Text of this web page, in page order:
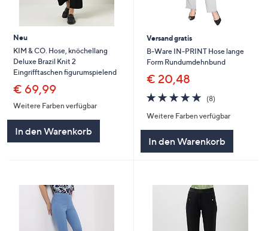
um
diese
anzuzeigen.
Neu
KIM & CO. Hose, knöchellang
Deluxe Brazil Knit 2
Eingrifftaschen figurumspielend
€ 69,99
Weitere Farben verfügbar
In den Warenkorb
Versand gratis
B-Ware IN-PRINT Hose lange
Form Rundumdehnbund
€ 20,48
4.9
von
5
(8)8
Weitere Farben verfügbar
In den Warenkorb